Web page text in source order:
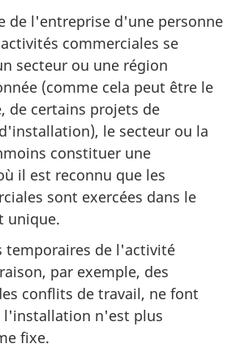
de l'entreprise d'une personne
commerciales se
secteur ou une région
(comme cela peut être le
de certains projets de
le secteur ou la
constituer une
il est reconnu que les
sont exercées dans le
unique.
temporaires de l'activité
par exemple, des
conflits de travail, ne font
l'installation n'est plus
fixe.